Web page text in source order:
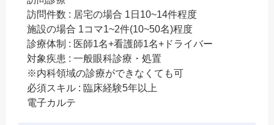
訪問件数 : 居宅の場合 1日10~14件程度
施設の場合 1コマ1~2件(10~50名)程度
診療体制 : 医師1名+看護師1名+ドライバー
対象疾患 : 一般眼科診療・処置
※内科領域の診療ができなくても可
必須スキル : 臨床経験5年以上
電子カルテ